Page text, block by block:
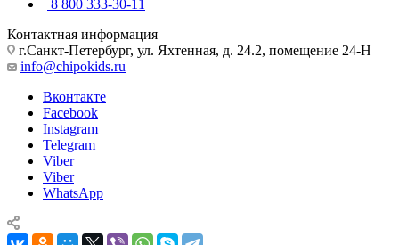
8 800 333-30-11
Контактная информация
г.Санкт-Петербург, ул. Яхтенная, д. 24.2, помещение 24-Н
info@chipokids.ru
Вконтакте
Facebook
Instagram
Telegram
Viber
Viber
WhatsApp